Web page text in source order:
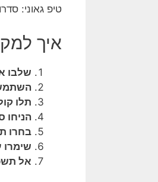
טיפ גאוני:
איך למקסם את
שלבו
תלו
הניחו
בחרו
שימרו
אל